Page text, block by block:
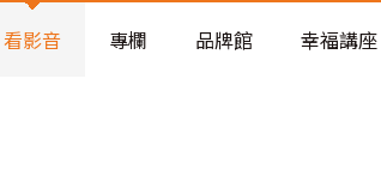
高 CP 值煥新術
看影音 專欄 品牌館 幸福講座